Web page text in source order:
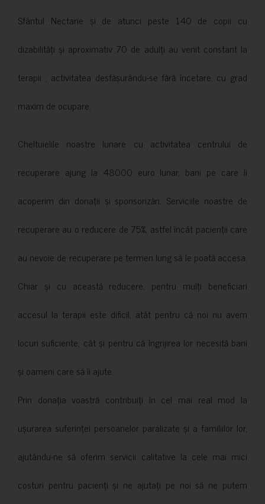
Sfântul Nectarie și de atunci peste 140 de copii cu
dizabilități și aproximativ 70 de adulți au venit constant la
terapii , activitatea desfășurându-se fără încetare, cu grad
maxim de ocupare.
Cheltuielile noastre lunare cu activitatea centrului de
recuperare ajung la 48000 euro lunar, bani pe care îi
acoperim din donații și sponsorizări. Serviciile noastre de
recuperare au o reducere de 75%, astfel încât pacienții care
au nevoie de recuperare pe termen lung să le poată accesa.
Chiar și cu această reducere, pentru mulți beneficiari
accesul la terapii este dificil, atât pentru că noi nu avem
locuri suficiente, cât și pentru că îngrijirea lor necesită bani
și oameni care să îi ajute.
Prin donația voastră contribuiți în cel mai real mod la
ușurarea suferinței persoanelor paralizate și a familiilor lor,
ajutându-ne să oferim servicii calitative la cele mai mici
costuri pentru pacienți și ne ajutați pe noi să ne putem